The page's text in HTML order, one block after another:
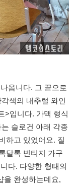
옵니다. 그 끝으로
색의 내추럴 와인
>입니다. 가맥 형식
는 슬로건 아래 각종
하고 있었어요. 질
달록 빈티지 가구
다. 다양한 형태의
을 완성하는데요,